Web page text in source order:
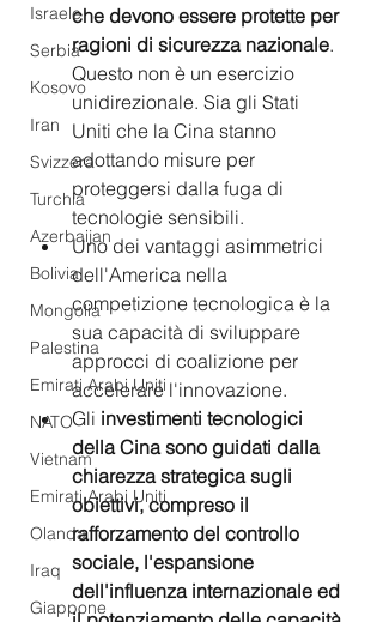
Israele
Serbia
Kosovo
Iran
Svizzera
Turchia
Azerbaijan
Bolivia
Mongolia
Palestina
Emirati Arabi Uniti
NATO
Vietnam
Emirati Arabi Uniti
Olanda
Iraq
Giappone
che devono essere protette per
ragioni di sicurezza nazionale.
Questo non è un esercizio
unidirezionale. Sia gli Stati
Uniti che la Cina stanno
adottando misure per
proteggersi dalla fuga di
tecnologie sensibili.
Uno dei vantaggi asimmetrici
dell'America nella
competizione tecnologica è la
sua capacità di sviluppare
approcci di coalizione per
accelerare l'innovazione.
Gli investimenti tecnologici
della Cina sono guidati dalla
chiarezza strategica sugli
obiettivi, compreso il
rafforzamento del controllo
sociale, l'espansione
dell'influenza internazionale ed